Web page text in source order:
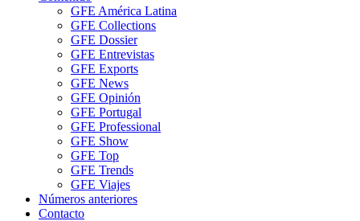
GFE América Latina
GFE Collections
GFE Dossier
GFE Entrevistas
GFE Exports
GFE News
GFE Opinión
GFE Portugal
GFE Professional
GFE Show
GFE Top
GFE Trends
GFE Viajes
Números anteriores
Contacto